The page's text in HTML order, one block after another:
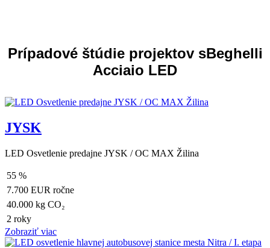
Prípadové štúdie projektov sBeghelli
Acciaio LED
JYSK
LED Osvetlenie predajne JYSK / OC MAX Žilina
55 %
7.700 EUR ročne
40.000 kg CO₂
2 roky
Zobraziť viac